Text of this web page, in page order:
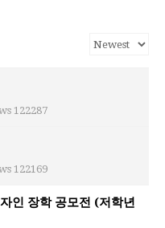
122287
122169
인 장학 공모전 (저학년